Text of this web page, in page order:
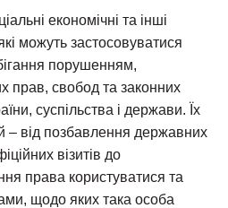
економічні та інші
можуть застосовуватися
порушенням,
прав, свобод та законних
суспільства і держави. Їх
– від позбавлення державних
візитів до
права користуватися та
щодо яких така особа